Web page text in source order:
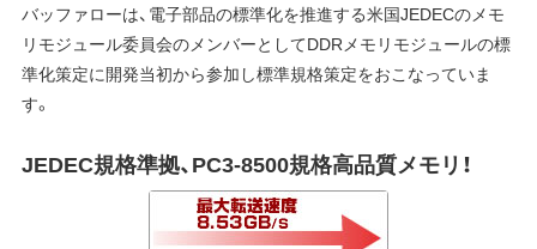
バッファローは、電子部品の標準化を推進する米国JEDECのメモ
リモジュール委員会のメンバーとしてDDRメモリモジュールの標
準化策定に開発当初から参加し標準規格策定をおこなっていま
す。
JEDEC規格準拠、PC3-8500規格高品質メモリ！